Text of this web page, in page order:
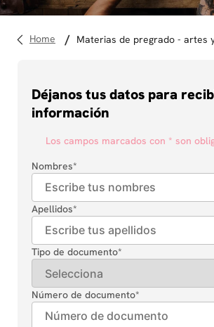
materias de pregrado - artes
Déjanos tus datos para
información
Los campos marcados con * son
Nombres*
Apellidos*
Tipo de documento*
Número de documento*
10
diseño